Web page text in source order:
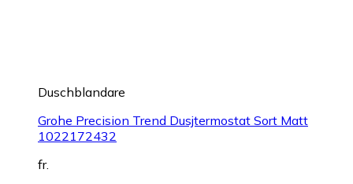
Duschblandare
Grohe Precision Trend Dusjtermostat Sort Matt
1022172432
fr.